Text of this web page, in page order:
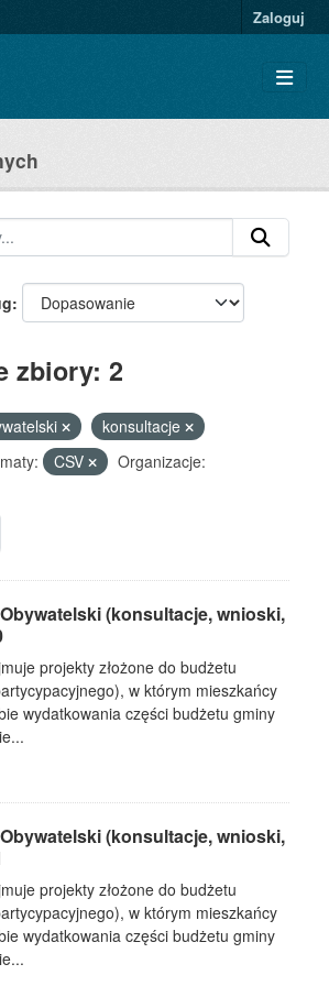
Zaloguj
zbiory: 2
konsultacje
CSV
Organizacje:
(konsultacje, wnioski,
projekty złożone do budżetu
w którym mieszkańcy
wydatkowania części budżetu gminy
(konsultacje, wnioski,
projekty złożone do budżetu
w którym mieszkańcy
wydatkowania części budżetu gminy